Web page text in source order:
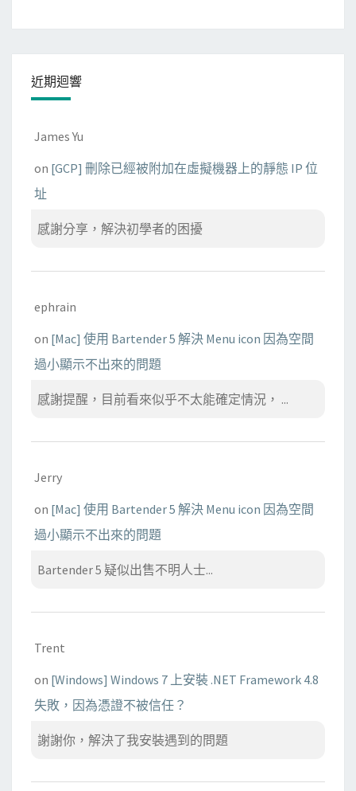
近期迴響
James Yu
on [GCP] 刪除已經被附加在虛擬機器上的靜態 IP 位
址
感謝分享，解決初學者的困擾
ephrain
on [Mac] 使用 Bartender 5 解決 Menu icon 因為空間
過小顯示不出來的問題
感謝提醒，目前看來似乎不太能確定情況， ...
Jerry
on [Mac] 使用 Bartender 5 解決 Menu icon 因為空間
過小顯示不出來的問題
Bartender 5 疑似出售不明人士...
Trent
on [Windows] Windows 7 上安裝 .NET Framework 4.8
失敗，因為憑證不被信任？
謝謝你，解決了我安裝遇到的問題